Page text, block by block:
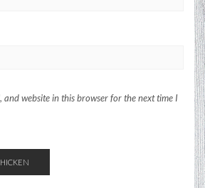
and website in this browser for the next time I